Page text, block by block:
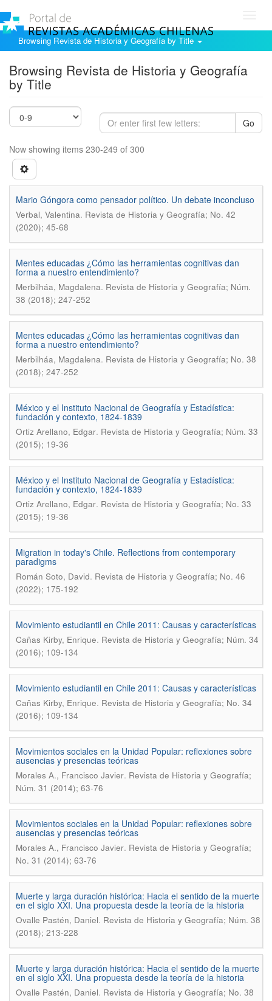
Browsing Revista de Historia y Geografía by Title
Browsing Revista de Historia y Geografía
by Title
Go
Now showing items 230-249 of 300
Mario Góngora como pensador polí­tico. Un debate inconcluso
Verbal, Valentina. Revista de Historia y Geografí­a; No. 42
(2020); 45-68
Mentes educadas ¿Cómo las herramientas cognitivas dan
forma a nuestro entendimiento?
Merbilháa, Magdalena. Revista de Historia y Geografía; Núm.
38 (2018); 247-252
Mentes educadas ¿Cómo las herramientas cognitivas dan
forma a nuestro entendimiento?
Merbilháa, Magdalena. Revista de Historia y Geografí­a; No. 38
(2018); 247-252
México y el Instituto Nacional de Geografía y Estadística:
fundación y contexto, 1824-1839
Ortiz Arellano, Edgar. Revista de Historia y Geografía; Núm. 33
(2015); 19-36
México y el Instituto Nacional de Geografí­a y Estadí­stica:
fundación y contexto, 1824-1839
Ortiz Arellano, Edgar. Revista de Historia y Geografí­a; No. 33
(2015); 19-36
Migration in today's Chile. Reflections from contemporary
paradigms
Román Soto, David. Revista de Historia y Geografí­a; No. 46
(2022); 175-192
Movimiento estudiantil en Chile 2011: Causas y características
Cañas Kirby, Enrique. Revista de Historia y Geografía; Núm. 34
(2016); 109-134
Movimiento estudiantil en Chile 2011: Causas y caracterí­sticas
Cañas Kirby, Enrique. Revista de Historia y Geografí­a; No. 34
(2016); 109-134
Movimientos sociales en la Unidad Popular: reflexiones sobre
ausencias y presencias teóricas
Morales A., Francisco Javier. Revista de Historia y Geografía;
Núm. 31 (2014); 63-76
Movimientos sociales en la Unidad Popular: reflexiones sobre
ausencias y presencias teóricas
Morales A., Francisco Javier. Revista de Historia y Geografí­a;
No. 31 (2014); 63-76
Muerte y larga duración histórica: Hacia el sentido de la muerte
en el siglo XXI. Una propuesta desde la teoría de la historia
Ovalle Pastén, Daniel. Revista de Historia y Geografía; Núm. 38
(2018); 213-228
Muerte y larga duración histórica: Hacia el sentido de la muerte
en el siglo XXI. Una propuesta desde la teorí­a de la historia
Ovalle Pastén, Daniel. Revista de Historia y Geografí­a; No. 38